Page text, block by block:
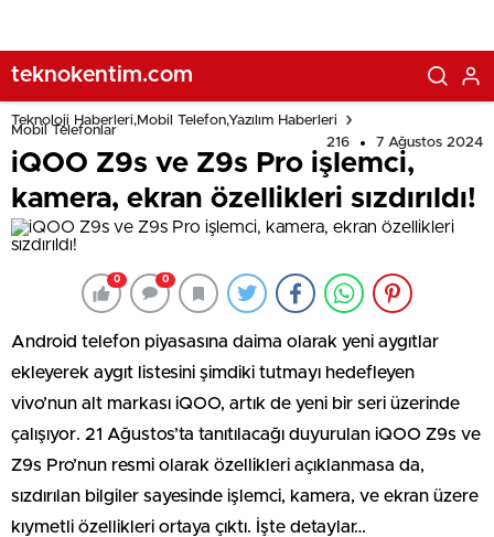
teknokentim.com
Teknoloji Haberleri,Mobil Telefon,Yazılım Haberleri
Mobil Telefonlar
216
7 Ağustos 2024
iQOO Z9s ve Z9s Pro işlemci,
kamera, ekran özellikleri sızdırıldı!
0 0
Android telefon piyasasına daima olarak yeni aygıtlar
ekleyerek aygıt listesini şimdiki tutmayı hedefleyen
vivo’nun alt markası iQOO, artık de yeni bir seri üzerinde
çalışıyor. 21 Ağustos’ta tanıtılacağı duyurulan iQOO Z9s ve
Z9s Pro’nun resmi olarak özellikleri açıklanmasa da,
sızdırılan bilgiler sayesinde işlemci, kamera, ve ekran üzere
kıymetli özellikleri ortaya çıktı. İşte detaylar…